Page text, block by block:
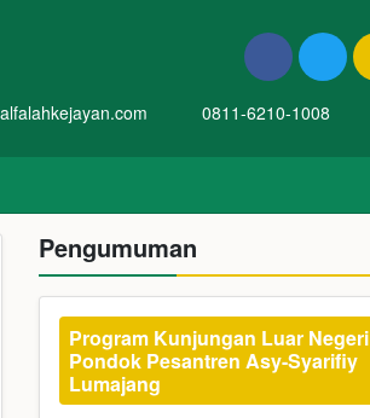
0811-6210-1008
Pengumuman
Program Kunjungan Luar Negeri
Pondok Pesantren Asy-Syarifiy
Lumajang